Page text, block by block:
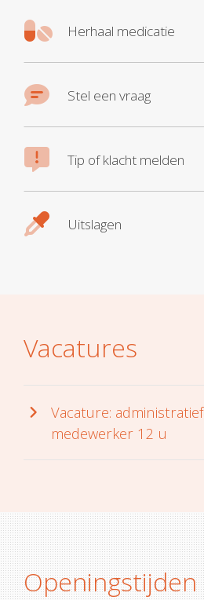
Herhaal medicatie
Stel een vraag
Tip of klacht melden
Uitslagen
Vacatures
Vacature:
medewerker 12 u
Openingstijden